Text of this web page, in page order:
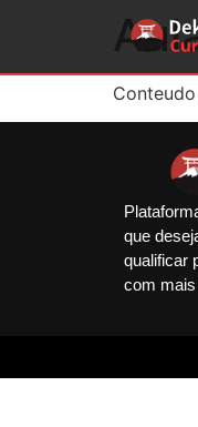
que
qualificar
com